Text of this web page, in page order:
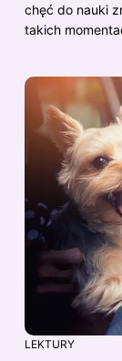
chęć do nauki
takich
LEKTURY